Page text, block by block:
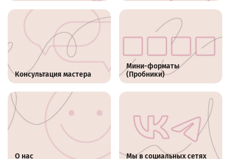
Консультация мастера
Мини-форматы
(Пробники)
О нас Мы в социальных сетях